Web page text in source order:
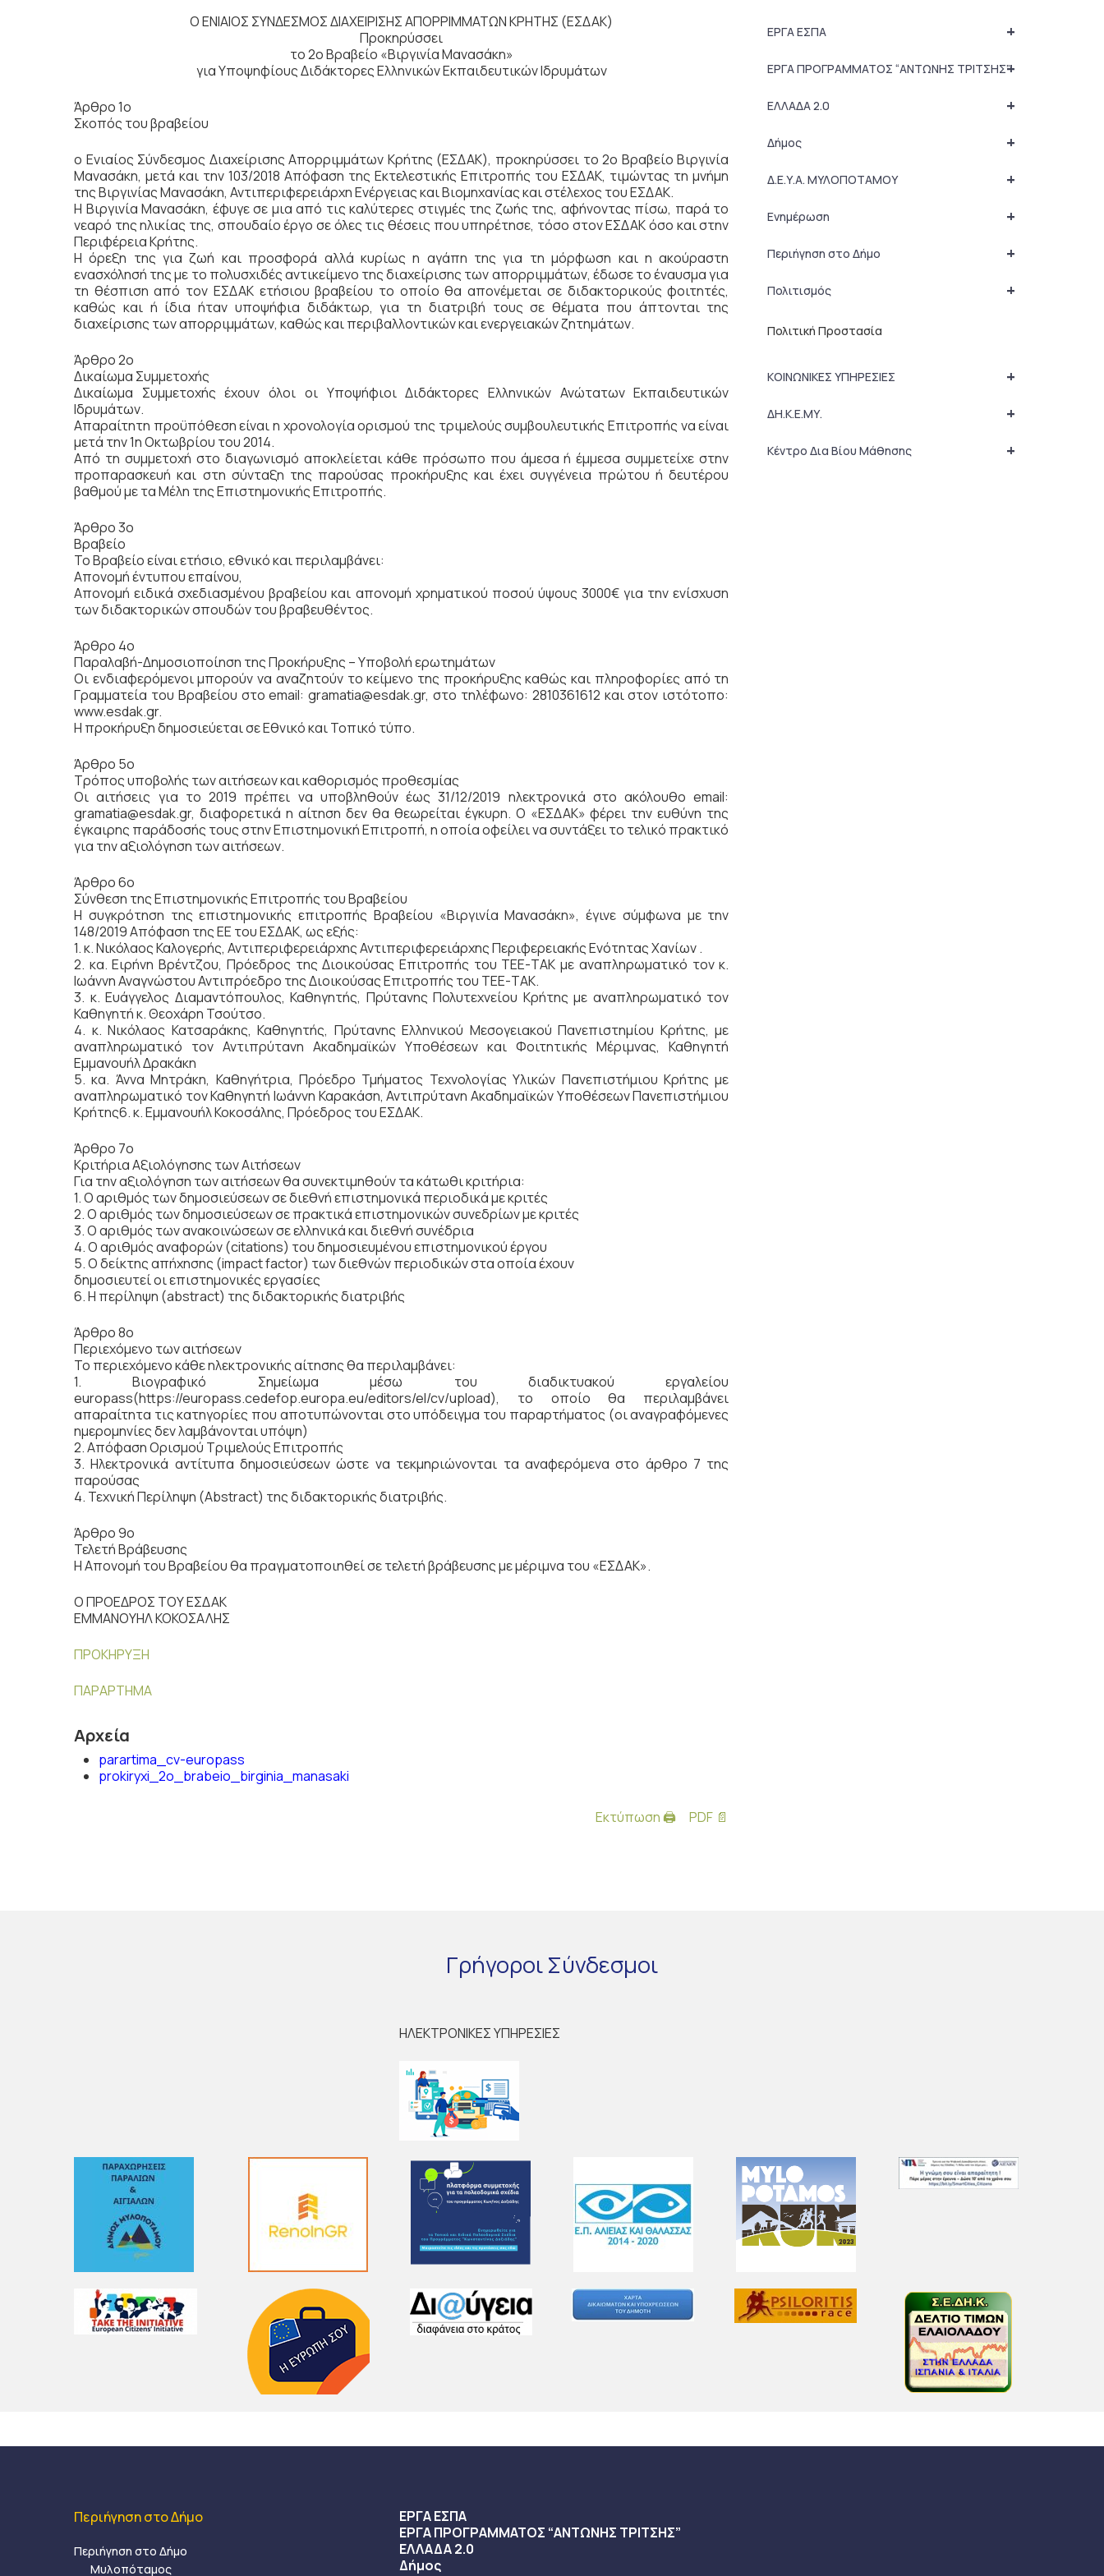
Ο ΕΝΙΑΙΟΣ ΣΥΝΔΕΣΜΟΣ ΔΙΑΧΕΙΡΙΣΗΣ ΑΠΟΡΡΙΜΜΑΤΩΝ ΚΡΗΤΗΣ (ΕΣΔΑΚ)
Προκηρύσσει
το 2ο Βραβείο «Βιργινία Μανασάκη»
για Υποψηφίους Διδάκτορες Ελληνικών Εκπαιδευτικών Ιδρυμάτων
Άρθρο 1ο
Σκοπός του βραβείου
ο Ενιαίος Σύνδεσμος Διαχείρισης Απορριμμάτων Κρήτης (ΕΣΔΑΚ), προκηρύσσει το 2ο Βραβείο Βιργινία
Μανασάκη, μετά και την 103/2018 Απόφαση της Εκτελεστικής Επιτροπής του ΕΣΔΑΚ, τιμώντας τη μνήμη
της Βιργινίας Μανασάκη, Αντιπεριφερειάρχη Ενέργειας και Βιομηχανίας και στέλεχος του ΕΣΔΑΚ.
Η Βιργινία Μανασάκη, έφυγε σε μια από τις καλύτερες στιγμές της ζωής της, αφήνοντας πίσω, παρά το
νεαρό της ηλικίας της, σπουδαίο έργο σε όλες τις θέσεις που υπηρέτησε, τόσο στον ΕΣΔΑΚ όσο και στην
Περιφέρεια Κρήτης.
Η όρεξη της για ζωή και προσφορά αλλά κυρίως η αγάπη της για τη μόρφωση και η ακούραστη
ενασχόλησή της με το πολυσχιδές αντικείμενο της διαχείρισης των απορριμμάτων, έδωσε το έναυσμα για
τη θέσπιση από τον ΕΣΔΑΚ ετήσιου βραβείου το οποίο θα απονέμεται σε διδακτορικούς φοιτητές,
καθώς και ή ίδια ήταν υποψήφια διδάκτωρ, για τη διατριβή τους σε θέματα που άπτονται της
διαχείρισης των απορριμμάτων, καθώς και περιβαλλοντικών και ενεργειακών ζητημάτων.
Άρθρο 2ο
Δικαίωμα Συμμετοχής
Δικαίωμα Συμμετοχής έχουν όλοι οι Υποψήφιοι Διδάκτορες Ελληνικών Ανώτατων Εκπαιδευτικών
Ιδρυμάτων.
Απαραίτητη προϋπόθεση είναι η χρονολογία ορισμού της τριμελούς συμβουλευτικής Επιτροπής να είναι
μετά την 1η Οκτωβρίου του 2014.
Από τη συμμετοχή στο διαγωνισμό αποκλείεται κάθε πρόσωπο που άμεσα ή έμμεσα συμμετείχε στην
προπαρασκευή και στη σύνταξη της παρούσας προκήρυξης και έχει συγγένεια πρώτου ή δευτέρου
βαθμού με τα Μέλη της Επιστημονικής Επιτροπής.
Άρθρο 3ο
Βραβείο
Το Βραβείο είναι ετήσιο, εθνικό και περιλαμβάνει:
Απονομή έντυπου επαίνου,
Απονομή ειδικά σχεδιασμένου βραβείου και απονομή χρηματικού ποσού ύψους 3000€ για την ενίσχυση
των διδακτορικών σπουδών του βραβευθέντος.
Άρθρο 4ο
Παραλαβή-Δημοσιοποίηση της Προκήρυξης – Υποβολή ερωτημάτων
Οι ενδιαφερόμενοι μπορούν να αναζητούν το κείμενο της προκήρυξης καθώς και πληροφορίες από τη
Γραμματεία του Βραβείου στο email: gramatia@esdak.gr, στο τηλέφωνο: 2810361612 και στον ιστότοπο:
www.esdak.gr.
Η προκήρυξη δημοσιεύεται σε Εθνικό και Τοπικό τύπο.
Άρθρο 5ο
Τρόπος υποβολής των αιτήσεων και καθορισμός προθεσμίας
Οι αιτήσεις για το 2019 πρέπει να υποβληθούν έως 31/12/2019 ηλεκτρονικά στο ακόλουθο email:
gramatia@esdak.gr, διαφορετικά η αίτηση δεν θα θεωρείται έγκυρη. Ο «ΕΣΔΑΚ» φέρει την ευθύνη της
έγκαιρης παράδοσής τους στην Επιστημονική Επιτροπή, η οποία οφείλει να συντάξει το τελικό πρακτικό
για την αξιολόγηση των αιτήσεων.
Άρθρο 6ο
Σύνθεση της Επιστημονικής Επιτροπής του Βραβείου
Η συγκρότηση της επιστημονικής επιτροπής Βραβείου «Βιργινία Μανασάκη», έγινε σύμφωνα με την
148/2019 Απόφαση της ΕΕ του ΕΣΔΑΚ, ως εξής:
1. κ. Νικόλαος Καλογερής, Αντιπεριφερειάρχης Αντιπεριφερειάρχης Περιφερειακής Ενότητας Χανίων .
2. κα. Ειρήνη Βρέντζου, Πρόεδρος της Διοικούσας Επιτροπής του ΤΕΕ-ΤΑΚ με αναπληρωματικό τον κ.
Ιωάννη Αναγνώστου Αντιπρόεδρο της Διοικούσας Επιτροπής του ΤΕΕ-ΤΑΚ.
3. κ. Ευάγγελος Διαμαντόπουλος, Καθηγητής, Πρύτανης Πολυτεχνείου Κρήτης με αναπληρωματικό τον
Καθηγητή κ. Θεοχάρη Τσούτσο.
4. κ. Νικόλαος Κατσαράκης, Καθηγητής, Πρύτανης Ελληνικού Μεσογειακού Πανεπιστημίου Κρήτης, με
αναπληρωματικό τον Αντιπρύτανη Ακαδημαϊκών Υποθέσεων και Φοιτητικής Μέριμνας, Καθηγητή
Εμμανουήλ Δρακάκη
5. κα. Άννα Μητράκη, Καθηγήτρια, Πρόεδρο Τμήματος Τεχνολογίας Υλικών Πανεπιστήμιου Κρήτης με
αναπληρωματικό τον Καθηγητή Ιωάννη Καρακάση, Αντιπρύτανη Ακαδημαϊκών Υποθέσεων Πανεπιστήμιου
Κρήτης6. κ. Εμμανουήλ Κοκοσάλης, Πρόεδρος του ΕΣΔΑΚ.
Άρθρο 7ο
Κριτήρια Αξιολόγησης των Αιτήσεων
Για την αξιολόγηση των αιτήσεων θα συνεκτιμηθούν τα κάτωθι κριτήρια:
1. Ο αριθμός των δημοσιεύσεων σε διεθνή επιστημονικά περιοδικά με κριτές
2. Ο αριθμός των δημοσιεύσεων σε πρακτικά επιστημονικών συνεδρίων με κριτές
3. Ο αριθμός των ανακοινώσεων σε ελληνικά και διεθνή συνέδρια
4. Ο αριθμός αναφορών (citations) του δημοσιευμένου επιστημονικού έργου
5. Ο δείκτης απήχησης (impact factor) των διεθνών περιοδικών στα οποία έχουν
δημοσιευτεί οι επιστημονικές εργασίες
6. Η περίληψη (abstract) της διδακτορικής διατριβής
Άρθρο 8ο
Περιεχόμενο των αιτήσεων
Το περιεχόμενο κάθε ηλεκτρονικής αίτησης θα περιλαμβάνει:
1. Βιογραφικό Σημείωμα μέσω του διαδικτυακού εργαλείου
europass(https://europass.cedefop.europa.eu/editors/el/cv/upload), το οποίο θα περιλαμβάνει
απαραίτητα τις κατηγορίες που αποτυπώνονται στο υπόδειγμα του παραρτήματος (οι αναγραφόμενες
ημερομηνίες δεν λαμβάνονται υπόψη)
2. Απόφαση Ορισμού Τριμελούς Επιτροπής
3. Ηλεκτρονικά αντίτυπα δημοσιεύσεων ώστε να τεκμηριώνονται τα αναφερόμενα στο άρθρο 7 της
παρούσας
4. Τεχνική Περίληψη (Abstract) της διδακτορικής διατριβής.
Άρθρο 9o
Τελετή Βράβευσης
Η Απονομή του Βραβείου θα πραγματοποιηθεί σε τελετή βράβευσης με μέριμνα του «ΕΣΔΑΚ».
Ο ΠΡΟΕΔΡΟΣ ΤΟΥ ΕΣΔΑΚ
ΕΜΜΑΝΟΥΗΛ ΚΟΚΟΣΑΛΗΣ
ΠΡΟΚΗΡΥΞΗ
ΠΑΡΑΡΤΗΜΑ
Αρχεία
parartima_cv-europass
prokiryxi_2o_brabeio_birginia_manasaki
Εκτύπωση 🖨 PDF 📄
+
ΕΡΓΑ ΕΣΠΑ
+
ΕΡΓΑ ΠΡΟΓΡΑΜΜΑΤΟΣ “ΑΝΤΩΝΗΣ ΤΡΙΤΣΗΣ”
+
ΕΛΛΑΔΑ 2.0
+
Δήμος
+
Δ.Ε.Υ.Α. ΜΥΛΟΠΟΤΑΜΟΥ
+
Ενημέρωση
+
Περιήγηση στο Δήμο
+
Πολιτισμός
Πολιτική Προστασία
+
ΚΟΙΝΩΝΙΚΕΣ ΥΠΗΡΕΣΙΕΣ
+
ΔΗ.Κ.Ε.ΜΥ.
+
Κέντρο Δια Βίου Μάθησης
ΓρήγοροιΣύνδεσμοι
ΗΛΕΚΤΡΟΝΙΚΕΣ ΥΠΗΡΕΣΙΕΣ
Περιήγηση στο Δήμο
Περιήγηση στο Δήμο
Μυλοπόταμος
ΕΡΓΑ ΕΣΠΑ
ΕΡΓΑ ΠΡΟΓΡΑΜΜΑΤΟΣ “ΑΝΤΩΝΗΣ ΤΡΙΤΣΗΣ”
ΕΛΛΑΔΑ 2.0
Δήμος